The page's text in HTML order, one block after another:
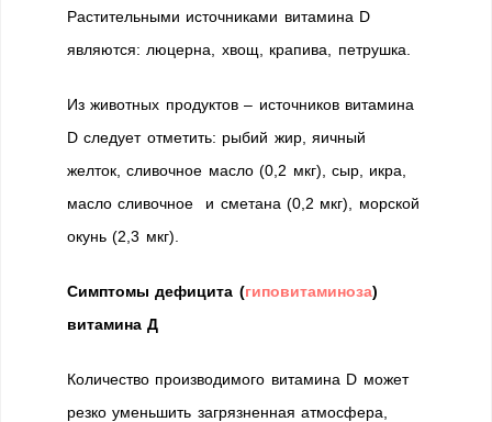
Растительными источниками витамина D
являются: люцерна, хвощ, крапива, петрушка.
Из животных продуктов – источников витамина
D следует отметить: рыбий жир, яичный
желток, сливочное масло (0,2 мкг), сыр, икра,
масло сливочное и сметана (0,2 мкг), морской
окунь (2,3 мкг).
Симптомы дефицита (гиповитаминоза)
витамина Д
Количество производимого витамина D может
резко уменьшить загрязненная атмосфера,